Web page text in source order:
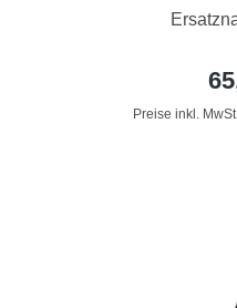
Preise inkl.